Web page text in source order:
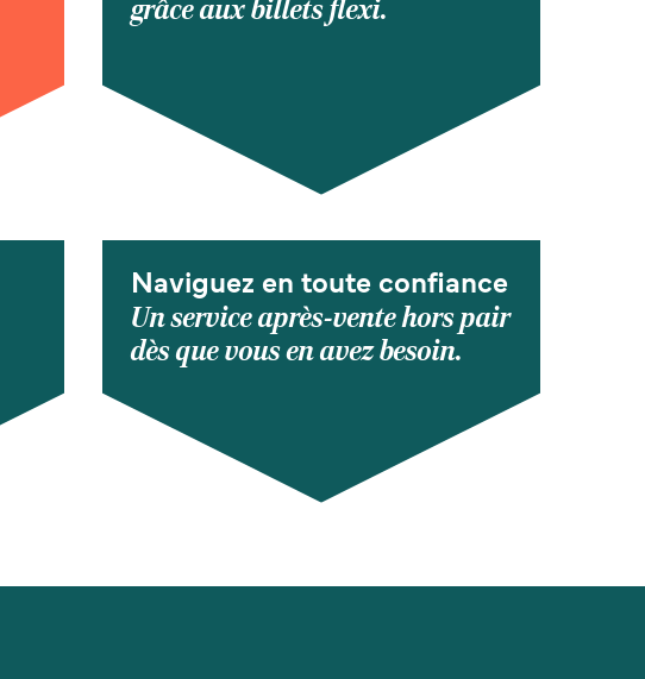
grâce aux billets flexi.
Naviguez en toute confiance
Un service après-vente hors pair
dès que vous en avez besoin.